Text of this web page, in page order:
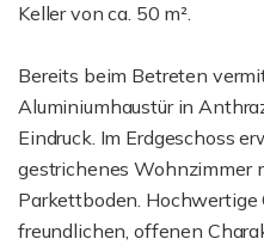
Keller von ca. 50 m².
Bereits beim Betreten
Aluminiumhaustür in
Eindruck. Im Erdgeschoss
gestrichenes Wohnzimmer
Parkettboden. Hochwertige
freundlichen, offenen